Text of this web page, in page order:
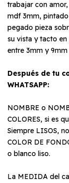
trabajar con
mdf 3mm,
pegado pieza
su vista y tacto
entre 3mm y
Después de tu
WHATSAPP:
NOMBRE o
COLORES, si es
Siempre LISOS,
COLOR DE
o blanco liso.
La MEDIDA del